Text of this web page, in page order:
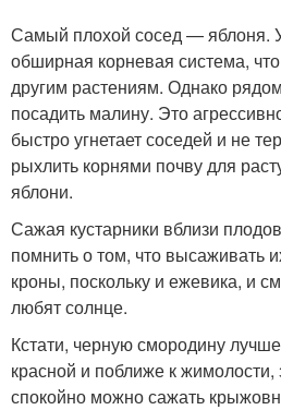
Самый плохой сосед — яблоня.
обширная корневая система,
другим растениям. Однако
посадить малину. Это
быстро угнетает соседей и не
рыхлить корнями почву для
яблони.
Сажая кустарники вблизи
помнить о том, что высаживать
кроны, поскольку и ежевика, и
любят солнце.
Кстати, черную смородину
красной и поближе к жимолости,
спокойно можно сажать